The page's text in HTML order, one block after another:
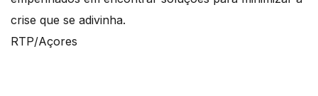
crise que se adivinha.
RTP/Açores